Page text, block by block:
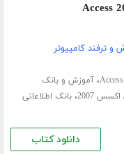
ترفند کامپیوتر
،آموزش و بانک
2007 ،بانک اطلاعاتی
دانلود کتاب